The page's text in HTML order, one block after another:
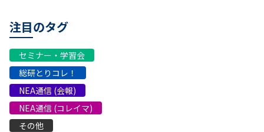
注目のタグ
セミナー・学習会
総研とりコレ！
NEA通信 (会報)
NEA通信 (コレイマ)
その他